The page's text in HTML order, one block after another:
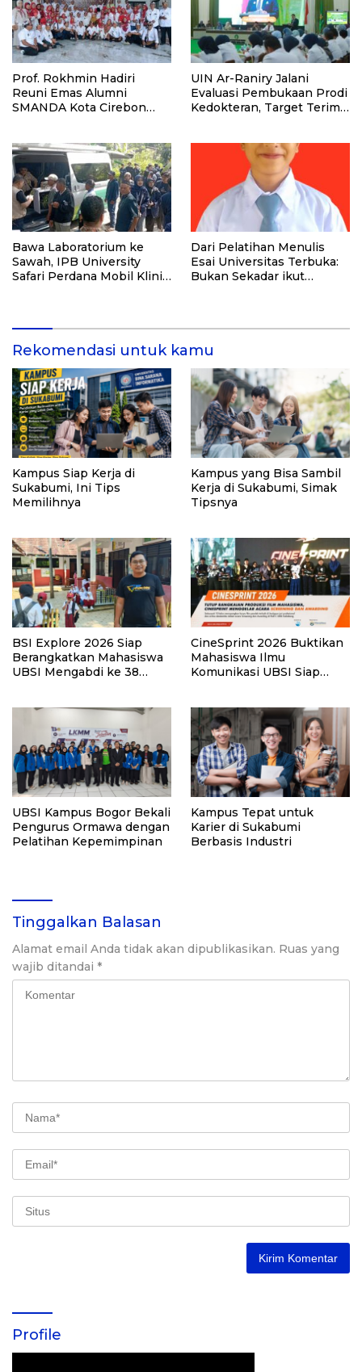
Prof. Rokhmin Hadiri
Reuni Emas Alumni
SMANDA Kota Cirebon
UIN Ar-Raniry Jalani
Evaluasi Pembukaan Prodi
Kedokteran, Target Terima
Bawa Laboratorium ke
Sawah, IPB University
Safari Perdana Mobil Klinik
Dari Pelatihan Menulis
Esai Universitas Terbuka:
Bukan Sekadar ikut
Rekomendasi untuk kamu
Kampus Siap Kerja di
Sukabumi, Ini Tips
Memilihnya
Kampus yang Bisa Sambil
Kerja di Sukabumi, Simak
Tipsnya
BSI Explore 2026 Siap
Berangkatkan Mahasiswa
UBSI Mengabdi ke 38
CineSprint 2026 Buktikan
Mahasiswa Ilmu
Komunikasi UBSI Siap
UBSI Kampus Bogor Bekali
Pengurus Ormawa dengan
Pelatihan Kepemimpinan
Kampus Tepat untuk
Karier di Sukabumi
Berbasis Industri
Tinggalkan Balasan
Alamat email Anda tidak akan dipublikasikan. Ruas yang
wajib ditandai *
Profile